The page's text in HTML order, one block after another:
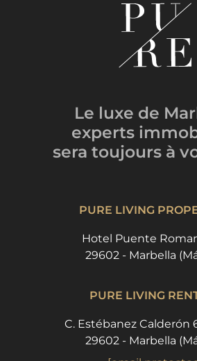
Le luxe de
experts
sera toujours à
PURE LIVING
Hotel Puente
29602 - Marbella
PURE LIVING
C. Estébanez Calderón
29602 - Marbella